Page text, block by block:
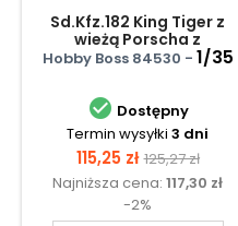
Sd.Kfz.182 King Tiger z
wieżą Porscha z
zimmeritem
Hobby Boss 84530 - 1/35
 Dostępny
Termin wysyłki 3 dni
Cena
115,25 zł Cena
podstawowa
125,27 zł
Najniższa cena: 117,30 zł
-2%